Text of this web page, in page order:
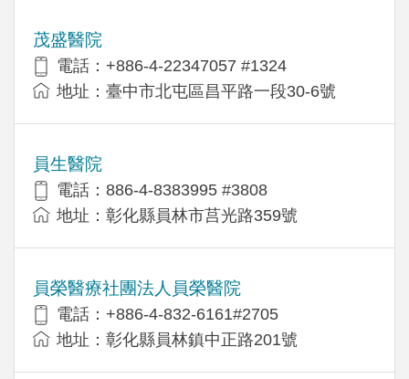
茂盛醫院
電話：+886-4-22347057 #1324
地址：臺中市北屯區昌平路一段30-6號
員生醫院
電話：886-4-8383995 #3808
地址：彰化縣員林市莒光路359號
員榮醫療社團法人員榮醫院
電話：+886-4-832-6161#2705
地址：彰化縣員林鎮中正路201號